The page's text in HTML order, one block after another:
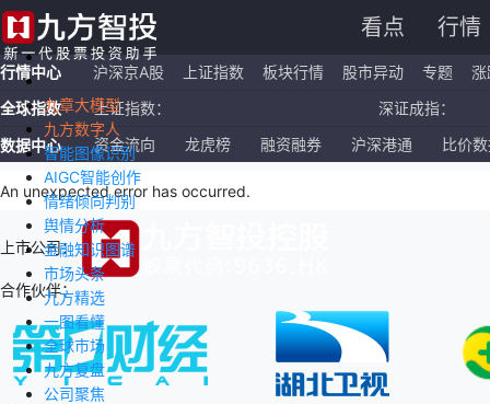
看点 行情
九章大模型
九方数字人
智能图像识别
AIGC智能创作
情绪倾向判别
舆情分析
金融知识图谱
市场头条
九方精选
一图看懂
全球市场
九方复盘
公司聚焦
行情中心 沪深京A股 上证指数 板块行情 股市异动 专题
涨
全球指数
上证指数：
深证成指：
恒生指数：
国企指数：
纳斯达克ETF：
数据中心 资金流向 龙虎榜 融资融券 沪深港通 比价
An unexpected error has occurred.
上市公司：
合作伙伴：